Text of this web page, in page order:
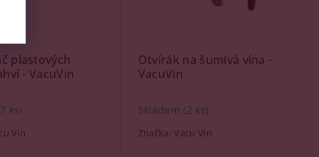
plastových
- VacuVin
ks)
Vin
Otvírák na šumivá vína -
VacuVin
Skladem (2 ks)
Značka:Vacu Vin